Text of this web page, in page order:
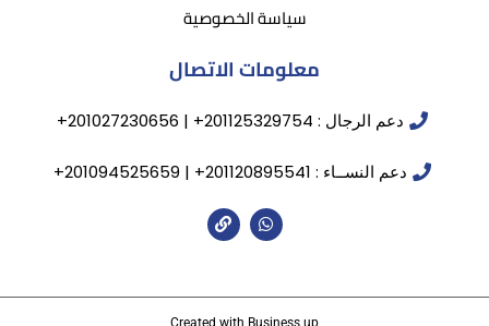
سياسة الخصوصية
معلومات الاتصال
دعم الرجال : 201125329754+ | 201027230656+
دعم النســاء : 201120895541+ | 201094525659+